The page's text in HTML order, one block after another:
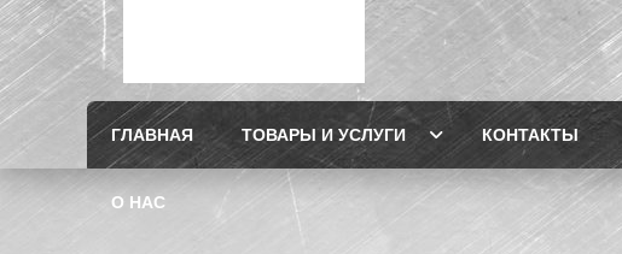
ГЛАВНАЯ ТОВАРЫ И УСЛУГИ КОНТАКТЫ
О НАС